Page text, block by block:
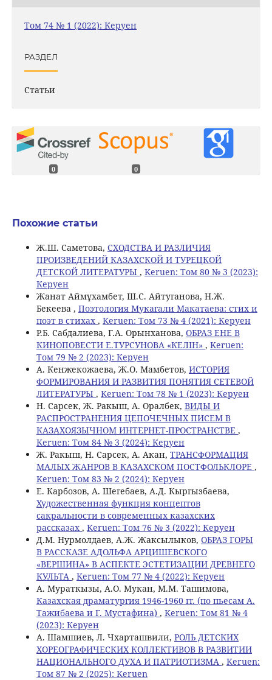
Том 74 № 1 (2022): Керуен
РАЗДЕЛ
Статьи
0 0
Похожие статьи
Ж.Ш. Саметова, СХОДСТВА И РАЗЛИЧИЯ
ПРОИЗВЕДЕНИЙ КАЗАХСКОЙ И ТУРЕЦКОЙ
ДЕТСКОЙ ЛИТЕРАТУРЫ , Keruen: Том 80 № 3 (2023):
Керуен
Жанат Аймұхамбет, Ш.С. Айтуганова, Н.Ж.
Бекеева , Поэтология Мукагали Макатаева: стих и
поэт в стихах , Keruen: Том 73 № 4 (2021): Керуен
Р.Б. Сабдалиева, Г.А. Орынханова, ОБРАЗ ЕНЕ В
КИНОПОВЕСТИ Е.ТУРСУНОВА «КЕЛІН» , Keruen:
Том 79 № 2 (2023): Керуен
А. Кенжекожаева, Ж.О. Мамбетов, ИСТОРИЯ
ФОРМИРОВАНИЯ И РАЗВИТИЯ ПОНЯТИЯ СЕТЕВОЙ
ЛИТЕРАТУРЫ , Keruen: Том 78 № 1 (2023): Керуен
Н. Сарсек, Ж. Ракыш, А. Оралбек, ВИДЫ И
РАСПРОСТРАНЕНИЯ ЦЕПОЧЕЧНЫХ ПИСЕМ В
КАЗАХОЯЗЫЧНОМ ИНТЕРНЕТ-ПРОСТРАНСТВЕ ,
Keruen: Том 84 № 3 (2024): Керуен
Ж. Ракыш, Н. Сарсек, А. Акан, ТРАНСФОРМАЦИЯ
МАЛЫХ ЖАНРОВ В КАЗАХСКОМ ПОСТФОЛЬКЛОРЕ ,
Keruen: Том 83 № 2 (2024): Керуен
Е. Карбозов, А. Шегебаев, А.Д. Кыргызбаева,
Художественная функция концептов
сакральности в современных казахских
рассказах , Keruen: Том 76 № 3 (2022): Керуен
Д.М. Нурмолдаев, А.Ж. Жаксылыков, ОБРАЗ ГОРЫ
В РАССКАЗЕ АДОЛЬФА АРЦИШЕВСКОГО
«ВЕРШИНА» В АСПЕКТЕ ЭСТЕТИЗАЦИИ ДРЕВНЕГО
КУЛЬТА , Keruen: Том 77 № 4 (2022): Керуен
А. Мураткызы, A.O. Мукан, M.M. Ташимова,
Казахская драматургия 1946-1960 гг. (по пьесам А.
Тажибаева и Г. Мустафина) , Keruen: Том 81 № 4
(2023): Керуен
А. Шамшиев, Л. Чхарташвили, РОЛЬ ДЕТСКИХ
ХОРЕОГРАФИЧЕСКИХ КОЛЛЕКТИВОВ В РАЗВИТИИ
НАЦИОНАЛЬНОГО ДУХА И ПАТРИОТИЗМА , Keruen:
Том 87 № 2 (2025): Keruen